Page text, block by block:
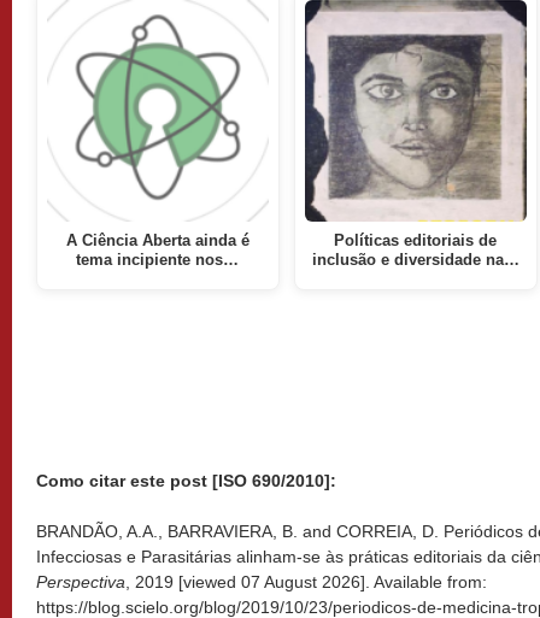
A Ciência Aberta ainda é
tema incipiente nos…
Políticas editoriais de
inclusão e diversidade na…
Como citar este post [ISO 690/2010]:
BRANDÃO, A.A., BARRAVIERA, B. and CORREIA, D. Periódicos
Infecciosas e Parasitárias alinham-se às práticas editoriais da
Perspectiva , 2019 [viewed 07 August 2026]. Available from:
https://blog.scielo.org/blog/2019/10/23/periodicos-de-medicina-